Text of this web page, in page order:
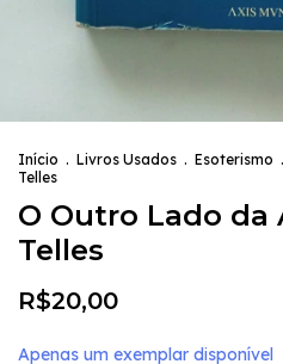
Início . Livros Usados . Esoterismo .
Telles
O Outro Lado da
Telles
R$20,00
Apenas um exemplar disponível